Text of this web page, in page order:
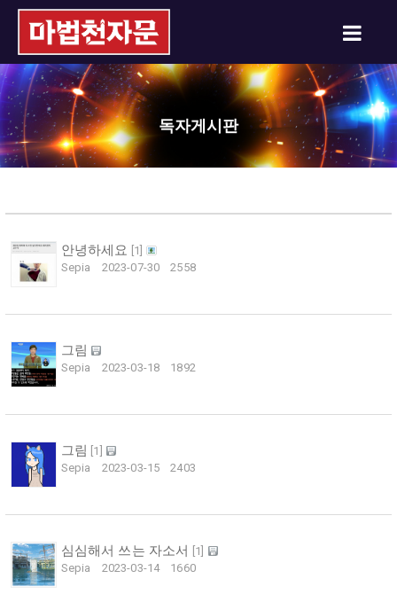
독자게시판
안녕하세요 1
Sepia
2023-07-30 2558
그림
Sepia 2023-03-18 1892
그림 1
Sepia
2023-03-15 2403
심심해서 쓰는 자소서 1
Sepia
2023-03-14 1660